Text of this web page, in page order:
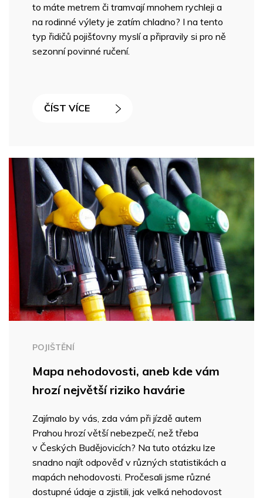
to máte metrem či tramvají mnohem rychleji a
na rodinné výlety je zatím chladno? I na tento
typ řidičů pojišťovny myslí a připravily si pro ně
sezonní povinné ručení.
ČÍST VÍCE
POJIŠTĚNÍ
Mapa nehodovosti, aneb kde vám
hrozí největší riziko havárie
Zajímalo by vás, zda vám při jízdě autem
Prahou hrozí větší nebezpečí, než třeba
v Českých Budějovicích? Na tuto otázku lze
snadno najít odpověď v různých statistikách a
mapách nehodovosti. Pročesali jsme různé
dostupné údaje a zjistili, jak velká nehodovost